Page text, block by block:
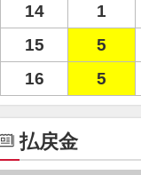
14
1
15
5
16
5
払戻金